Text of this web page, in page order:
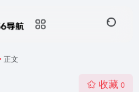
• 正文
收藏 0